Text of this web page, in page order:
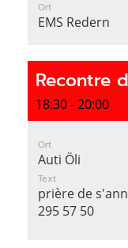
Ort
EMS Redern
18:30 - 20:00
Ort
Auti Öli
Text
prière de
295 57 50